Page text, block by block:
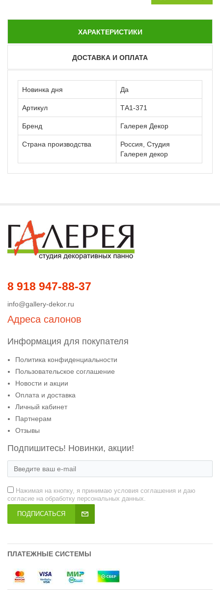
ХАРАКТЕРИСТИКИ
ДОСТАВКА И ОПЛАТА
Новинка дня Да
Артикул ТА1-371
Бренд Галерея Декор
Страна производства
Россия, Студия
Галерея декор
8 918 947-88-37
info@gallery-dekor.ru
Адреса салонов
Информация для покупателя
Политика конфиденциальности
Пользовательское соглашение
Новости и акции
Оплата и доставка
Личный кабинет
Партнерам
Отзывы
Подпишитесь! Новинки, акции!
Нажимая на кнопку, я принимаю условия соглашения и даю
согласие на обработку персональных данных.
ПОДПИСАТЬСЯ
ПЛАТЕЖНЫЕ СИСТЕМЫ